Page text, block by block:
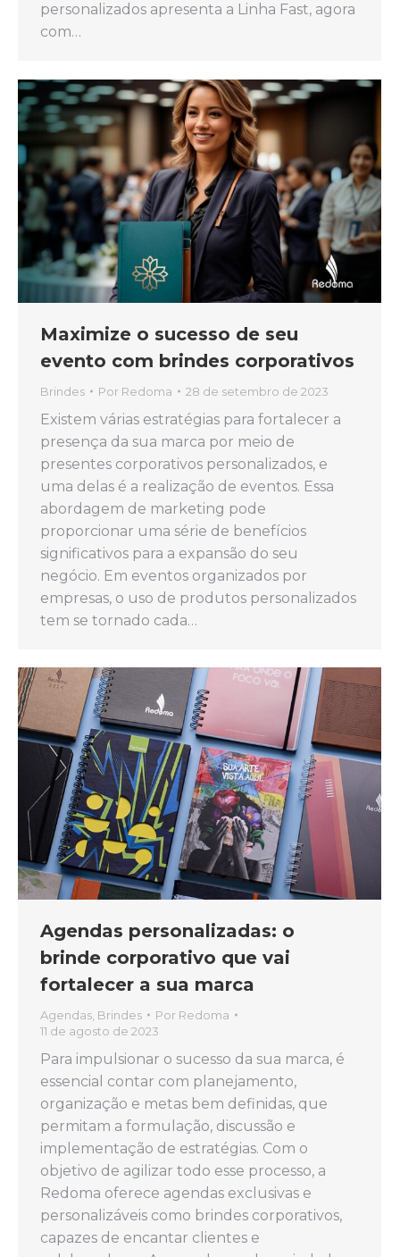
personalizados apresenta a Linha Fast, agora
com…
Maximize o sucesso de seu
evento com brindes corporativos
Brindes Por Redoma 28 de setembro de 2023
Existem várias estratégias para fortalecer a
presença da sua marca por meio de
presentes corporativos personalizados, e
uma delas é a realização de eventos. Essa
abordagem de marketing pode
proporcionar uma série de benefícios
significativos para a expansão do seu
negócio. Em eventos organizados por
empresas, o uso de produtos personalizados
tem se tornado cada…
Agendas personalizadas: o
brinde corporativo que vai
fortalecer a sua marca
Agendas, Brindes Por Redoma
11 de agosto de 2023
Para impulsionar o sucesso da sua marca, é
essencial contar com planejamento,
organização e metas bem definidas, que
permitam a formulação, discussão e
implementação de estratégias. Com o
objetivo de agilizar todo esse processo, a
Redoma oferece agendas exclusivas e
personalizáveis como brindes corporativos,
capazes de encantar clientes e